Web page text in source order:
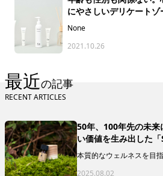
にやさしいデリケートゾ
La Floria」が再始動！
None
2021.10.26
最近の記事
RECENT ARTICLES
50年、100年先の未
い価値を生み出した「
本質的なウェルネスを目
Selection」。最終回を
2025.08.02